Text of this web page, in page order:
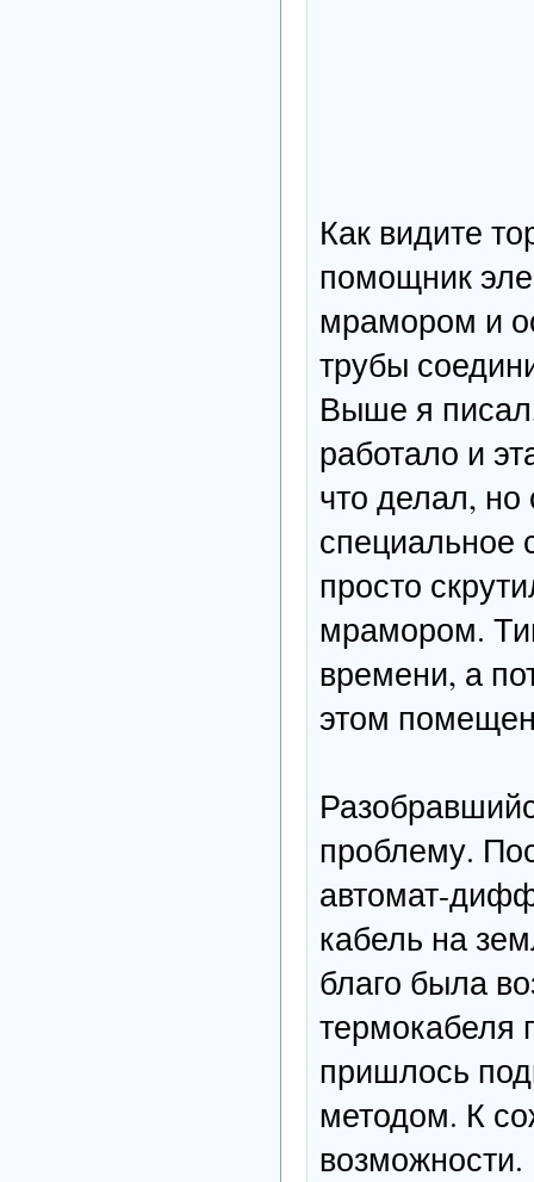
Как видите
помощник
мрамором и
трубы
Выше я
работало и
что делал,
специальное
просто
мрамором.
времени, а
этом
проблему.
автомат-
кабель на
благо была
термокабеля
пришлось
методом. К
возможности.